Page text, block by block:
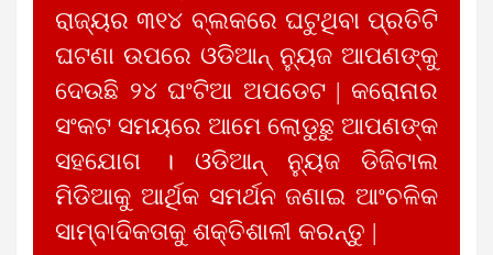
ରାଜ୍ୟର ୩୧୪ ବ୍ଲକରେ ଘଟୁଥିବା ପ୍ରତିଟି
ଘଟଣା ଉପରେ ଓଡିଆନ୍ ନ୍ୟୁଜ ଆପଣଙ୍କୁ
ଦେଉଛି ୨୪ ଘଂଟିଆ ଅପଡେଟ | କରୋନାର
ସଂକଟ ସମୟରେ ଆମେ ଲୋଡୁଛୁ ଆପଣଙ୍କ
ସହଯୋଗ । ଓଡିଆନ୍ ନ୍ୟୁଜ ଡିଜିଟାଲ
ମିଡିଆକୁ ଆର୍ଥିକ ସମର୍ଥନ ଜଣାଇ ଆଂଚଳିକ
ସାମ୍ବାଦିକତାକୁ ଶକ୍ତିଶାଳୀ କରନ୍ତୁ |